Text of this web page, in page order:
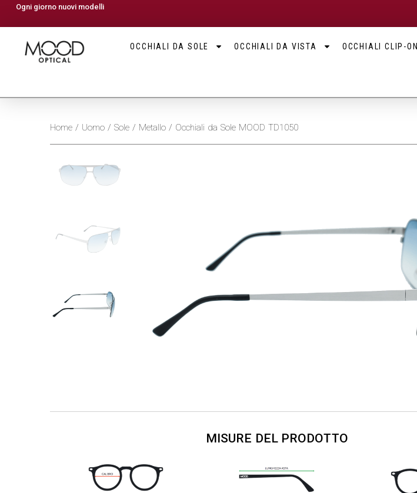
Ogni giorno nuovi modelli
OCCHIALI DA SOLE OCCHIALI DA VISTA OCCHIALI CLIP-ON
Home/ Uomo/ Sole/ Metallo/ Occhiali da Sole MOOD TD1050
MISURE DEL PRODOTTO